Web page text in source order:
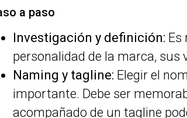
a paso
Investigación y definición:
personalidad de la marca, sus
Naming y tagline: Elegir el
importante. Debe ser
acompañado de un tagline